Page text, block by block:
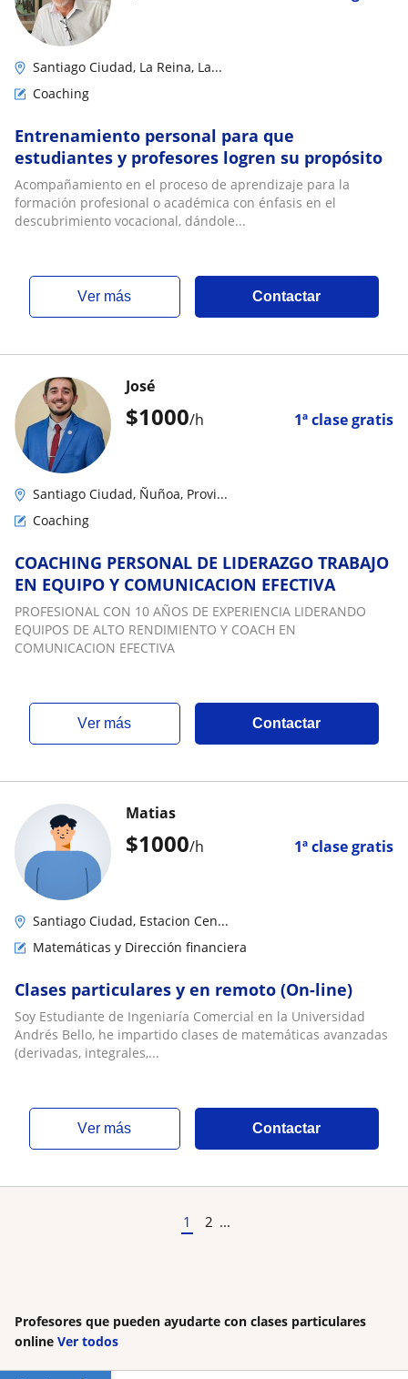
Santiago Ciudad, La Reina, La...
Coaching
Entrenamiento personal para que
estudiantes y profesores logren su propósito
Acompañamiento en el proceso de aprendizaje para la
formación profesional o académica con énfasis en el
descubrimiento vocacional, dándole...
ver más Contactar
$1000/h 1ª clase gratis
José
Santiago Ciudad, Ñuñoa, Provi...
Coaching
COACHING PERSONAL DE LIDERAZGO TRABAJO
EN EQUIPO Y COMUNICACION EFECTIVA
PROFESIONAL CON 10 AÑOS DE EXPERIENCIA LIDERANDO
EQUIPOS DE ALTO RENDIMIENTO Y COACH EN
COMUNICACION EFECTIVA
ver más Contactar
$1000/h 1ª clase gratis
Matias
Santiago Ciudad, Estacion Cen...
Matemáticas y Dirección financiera
Clases particulares y en remoto (On-line)
Soy Estudiante de Ingeniaría Comercial en la Universidad
Andrés Bello, he impartido clases de matemáticas avanzadas
(derivadas, integrales,...
ver más Contactar
1 2 ...
Profesores que pueden ayudarte con clases particulares
online Ver todos